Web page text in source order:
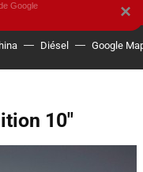
Diésel Google
10"
×
Google